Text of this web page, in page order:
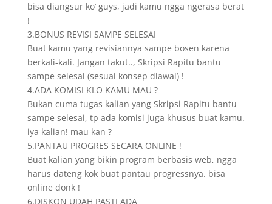
bisa diangsur ko’ guys, jadi kamu ngga ngerasa berat
!
3.BONUS REVISI SAMPE SELESAI
Buat kamu yang revisiannya sampe bosen karena
berkali-kali. Jangan takut.., Skripsi Rapitu bantu
sampe selesai (sesuai konsep diawal) !
4.ADA KOMISI KLO KAMU MAU ?
Bukan cuma tugas kalian yang Skripsi Rapitu bantu
sampe selesai, tp ada komisi juga khusus buat kamu.
iya kalian! mau kan ?
5.PANTAU PROGRES SECARA ONLINE !
Buat kalian yang bikin program berbasis web, ngga
harus dateng kok buat pantau progressnya. bisa
online donk !
6.DISKON UDAH PASTI ADA